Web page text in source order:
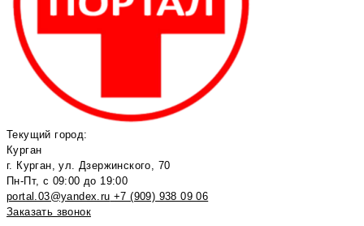
Текущий город:
Курган
г. Курган, ул. Дзержинского, 70
Пн-Пт, с 09:00 до 19:00
portal.03@yandex.ru +7 (909) 938 09 06
Заказать звонок